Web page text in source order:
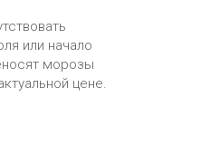
или начало
морозы
цене.